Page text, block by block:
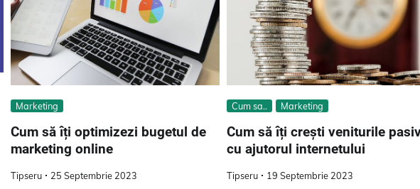
Marketing
Cum să îți optimizezi bugetul de
marketing online
Tipseru 25 Septembrie 2023
Cum sa.. Marketing
Cum să îți crești veniturile
cu ajutorul internetului
Tipseru 19 Septembrie 2023